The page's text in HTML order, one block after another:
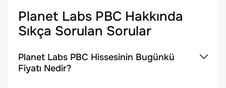
Planet Labs PBC Hakkında
Sıkça Sorulan Sorular
Planet Labs PBC Hissesinin Bugünkü
Fiyatı Nedir?